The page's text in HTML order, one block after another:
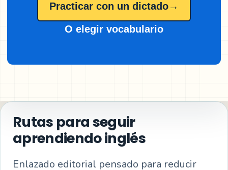
Practicar con un dictado→
O elegir vocabulario
Rutas para seguir
aprendiendo inglés
Enlazado editorial pensado para reducir